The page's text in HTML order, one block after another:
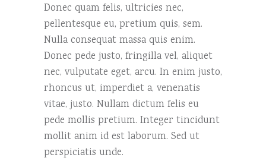
Donec quam felis, ultricies nec,
pellentesque eu, pretium quis, sem.
Nulla consequat massa quis enim.
Donec pede justo, fringilla vel, aliquet
nec, vulputate eget, arcu. In enim justo,
rhoncus ut, imperdiet a, venenatis
vitae, justo. Nullam dictum felis eu
pede mollis pretium. Integer tincidunt
mollit anim id est laborum. Sed ut
perspiciatis unde.